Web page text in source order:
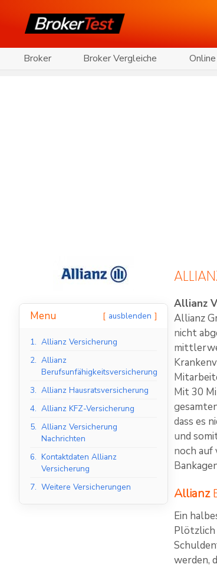
Broker Broker Vergleiche
Menu ausblenden
1. Allianz Versicherung
2. Allianz
Berufsunfähigkeitsversicherung
3. Allianz Hausratsversicherung
4. Allianz KFZ-Versicherung
5. Allianz Versicherung
Nachrichten
6. Kontaktdaten Allianz
Versicherung
7. Weitere Versicherungen
Allianz
Allianz
nicht
Mit 30
dass es
und
noch auf
Allianz
Ein
Plötzlich
werden,